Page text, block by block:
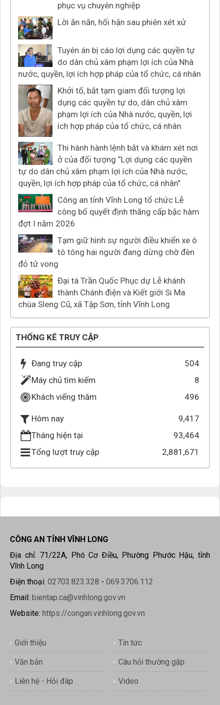
phục vụ chuyên nghiệp
Lời ăn năn, hối hận sau phiên xét xử
Tuyên án bị cáo lợi dụng các quyền tự
do dân chủ xâm phạm lợi ích của Nhà
nước, quyền, lợi ích hợp pháp của tổ chức, cá nhân
Khởi tố, bắt tạm giam đối tượng lợi
dụng các quyền tự do, dân chủ xâm
phạm lợi ích của Nhà nước, quyền, lợi
ích hợp pháp của tổ chức, cá nhân
Thi hành hành lệnh bắt và khám xét nơi
ở của đối tượng “Lợi dụng các quyền
tự do dân chủ xâm phạm lợi ích của Nhà nước,
quyền, lợi ích hợp pháp của tổ chức, cá nhân”
Công an tỉnh Vĩnh Long tổ chức Lễ
công bố quyết định thăng cấp bậc hàm
đợt I năm 2026
Tạm giữ hình sự người điều khiển xe ô
tô tông hai người đang dừng chờ đèn
đỏ tử vong
Đại tá Trần Quốc Phục dự Lễ khánh
thành Chánh điện và Kiết giới Si Ma
chùa Sleng Cũ, xã Tập Sơn, tỉnh Vĩnh Long
THỐNG KÊ TRUY CẬP
Đang truy cập
504
Máy chủ tìm kiếm
8
Khách viếng thăm
496
Hôm nay
9,417
Tháng hiện tại
93,464
Tổng lượt truy cập
2,881,671
CÔNG AN TỈNH VĨNH LONG
Địa chỉ: 71/22A, Phó Cơ Điều, Phường Phước Hậu, tỉnh
Vĩnh Long
Điện thoại: 02703.823.328 - 069.3706.112
Email: bientap.ca@vinhlong.gov.vn
Website: https://congan.vinhlong.gov.vn
Giới thiệu Tin tức
Văn bản Câu hỏi thường gặp
Liên hệ - Hỏi đáp Video